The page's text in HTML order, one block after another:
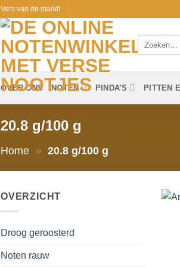
Vers van de markt!
naar:
OVER ONS NOTEN PINDA’S PITTEN
20.8 g/100 g
Home » 20.8 g/100 g
OVERZICHT
Droog geroosterd
Noten rauw